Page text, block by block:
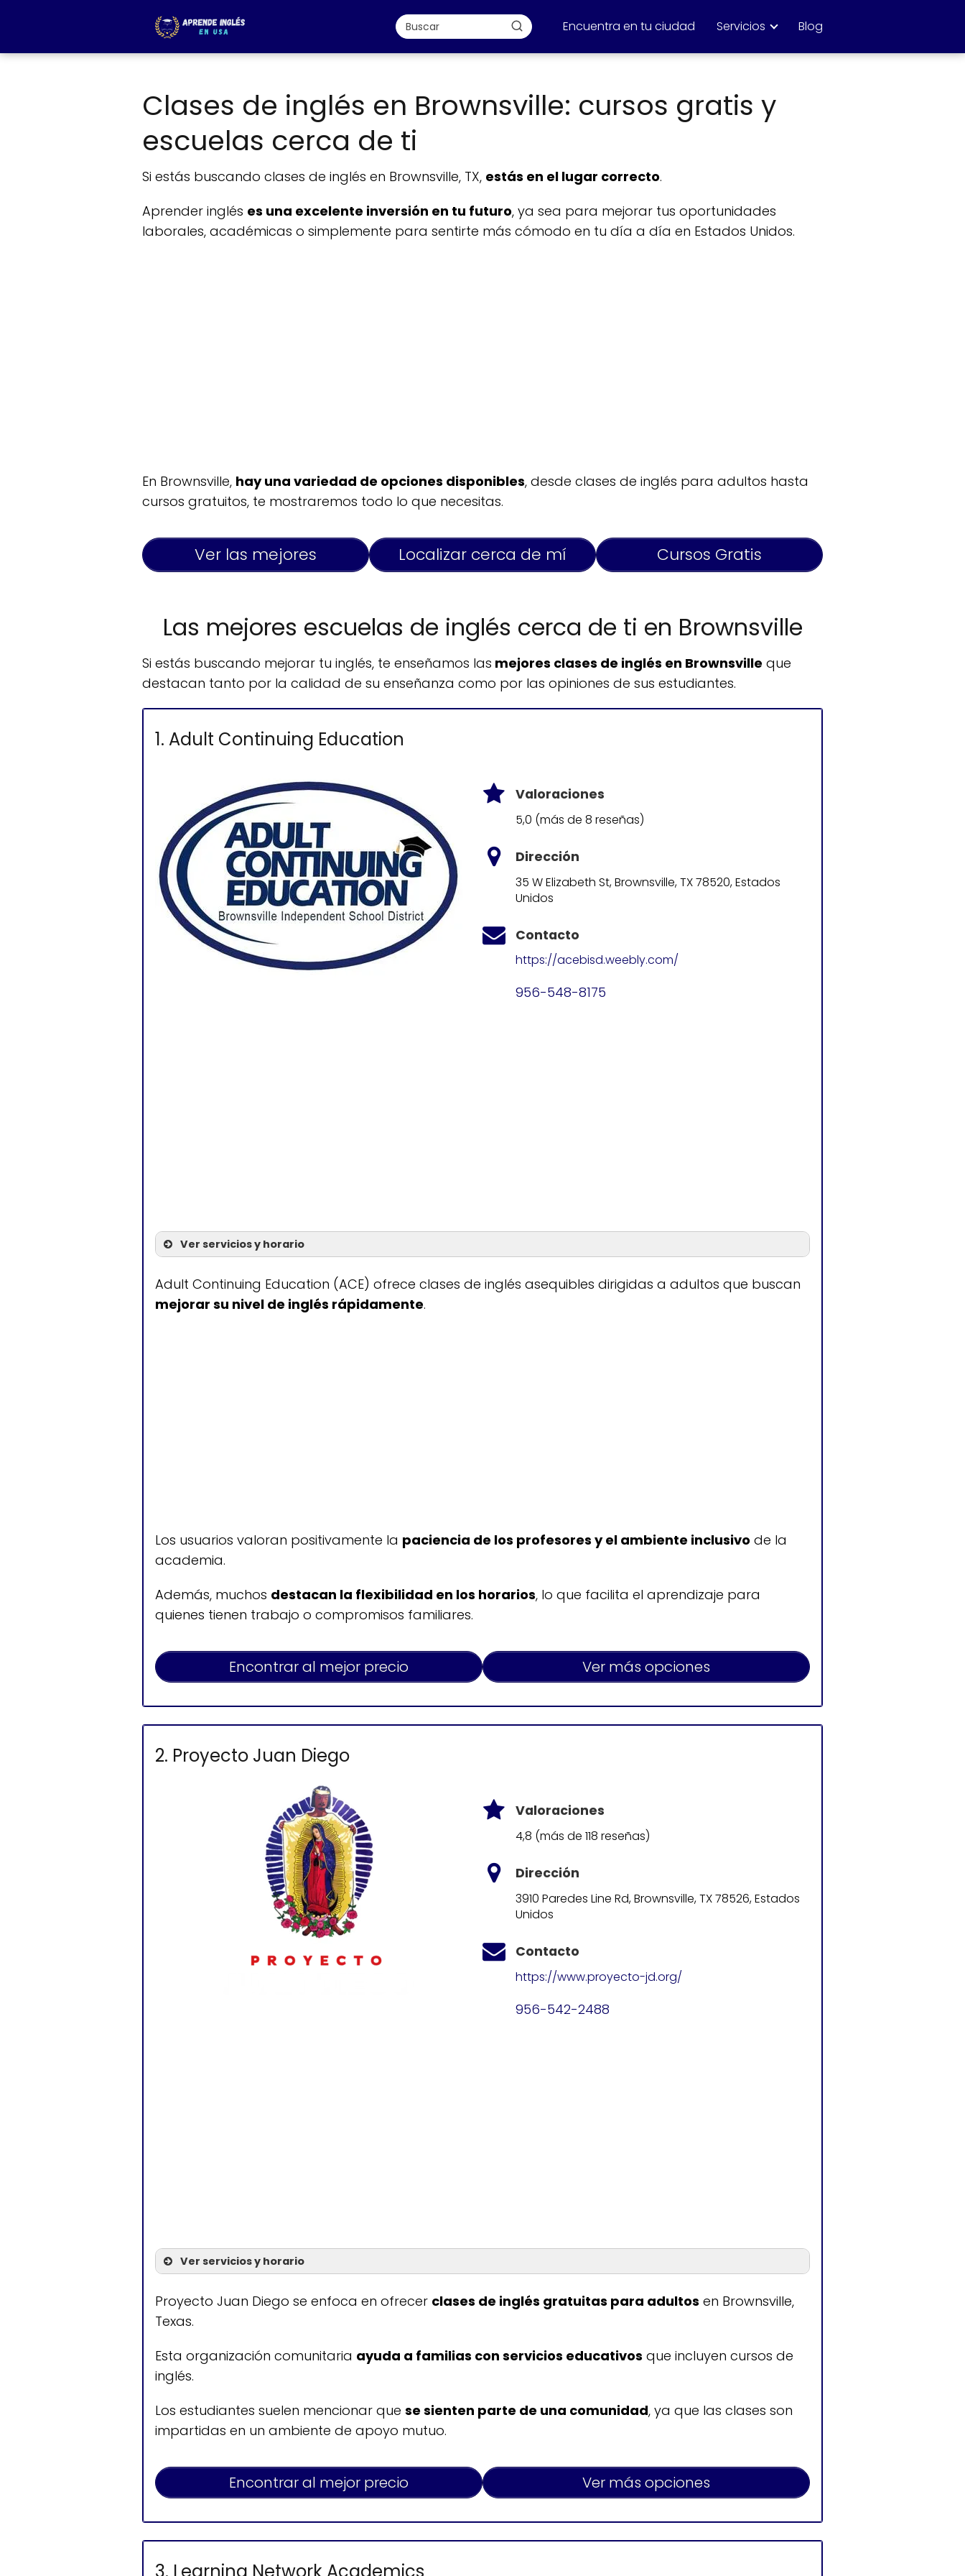
Encuentra en tu ciudad Servicios Blog
Clases de inglés en Brownsville: cursos gratis y
escuelas cerca de ti
Si estás buscando clases de inglés en Brownsville, TX, estás en el lugar correcto.
Aprender inglés es una excelente inversión en tu futuro, ya sea para mejorar tus oportunidades
laborales, académicas o simplemente para sentirte más cómodo en tu día a día en Estados Unidos.
En Brownsville, hay una variedad de opciones disponibles, desde clases de inglés para adultos hasta
cursos gratuitos, te mostraremos todo lo que necesitas.
Ver las mejores Localizar cerca de mí Cursos Gratis
Las mejores escuelas de inglés cerca de ti en Brownsville
Si estás buscando mejorar tu inglés, te enseñamos las mejores clases de inglés en Brownsville que
destacan tanto por la calidad de su enseñanza como por las opiniones de sus estudiantes.
1. Adult Continuing Education
Valoraciones
5,0 (más de 8 reseñas)
Dirección
35 W Elizabeth St, Brownsville, TX 78520, Estados
Unidos
Contacto
https://acebisd.weebly.com/
956-548-8175
Ver servicios y horario
Servicios
Clases de inglés gratis
Horario de atención
Adult Continuing Education (ACE) ofrece clases de inglés asequibles dirigidas a adultos que buscan
mejorar su nivel de inglés rápidamente.
Los usuarios valoran positivamente la paciencia de los profesores y el ambiente inclusivo de la
academia.
Además, muchos destacan la flexibilidad en los horarios, lo que facilita el aprendizaje para
quienes tienen trabajo o compromisos familiares.
Encontrar al mejor precio Ver más opciones
2. Proyecto Juan Diego
Valoraciones
4,8 (más de 118 reseñas)
Dirección
3910 Paredes Line Rd, Brownsville, TX 78526, Estados
Unidos
Contacto
https://www.proyecto-jd.org/
956-542-2488
Ver servicios y horario
Servicios Horario de atención
Proyecto Juan Diego se enfoca en ofrecer clases de inglés gratuitas para adultos en Brownsville,
Texas.
Esta organización comunitaria ayuda a familias con servicios educativos que incluyen cursos de
inglés.
Los estudiantes suelen mencionar que se sienten parte de una comunidad, ya que las clases son
impartidas en un ambiente de apoyo mutuo.
Encontrar al mejor precio Ver más opciones
3. Learning Network Academics